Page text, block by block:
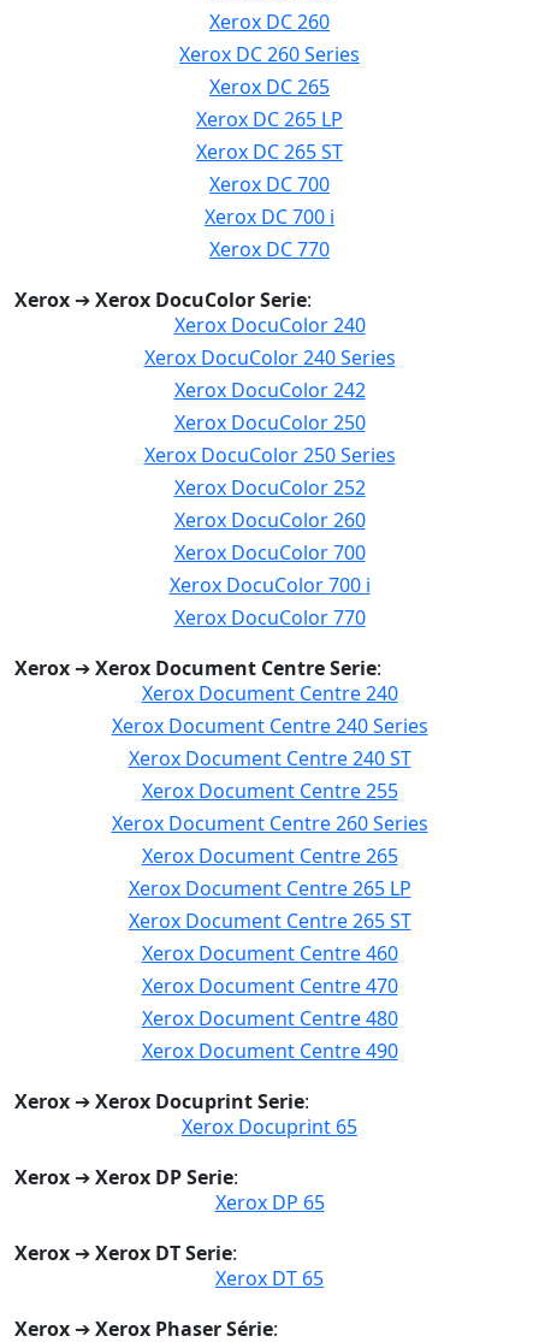
Xerox DC 260
Xerox DC 260 Series
Xerox DC 265
Xerox DC 265 LP
Xerox DC 265 ST
Xerox DC 700
Xerox DC 700 i
Xerox DC 770
Xerox ➔Xerox DocuColor Serie:
Xerox DocuColor 240
Xerox DocuColor 240 Series
Xerox DocuColor 242
Xerox DocuColor 250
Xerox DocuColor 250 Series
Xerox DocuColor 252
Xerox DocuColor 260
Xerox DocuColor 700
Xerox DocuColor 700 i
Xerox DocuColor 770
Xerox ➔Xerox Document Centre Serie:
Xerox Document Centre 240
Xerox Document Centre 240 Series
Xerox Document Centre 240 ST
Xerox Document Centre 255
Xerox Document Centre 260 Series
Xerox Document Centre 265
Xerox Document Centre 265 LP
Xerox Document Centre 265 ST
Xerox Document Centre 460
Xerox Document Centre 470
Xerox Document Centre 480
Xerox Document Centre 490
Xerox ➔Xerox Docuprint Serie:
Xerox Docuprint 65
Xerox ➔Xerox DP Serie:
Xerox DP 65
Xerox ➔Xerox DT Serie:
Xerox DT 65
Xerox ➔Xerox Phaser Série: